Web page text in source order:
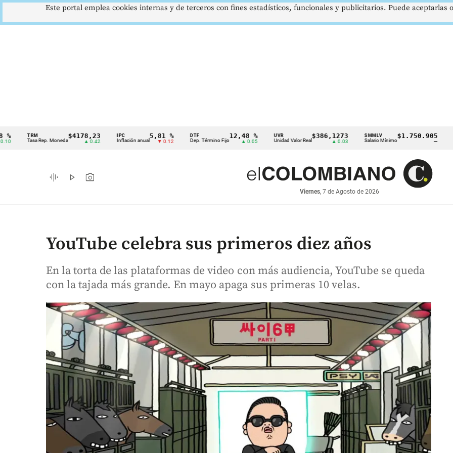
Cintillo
indicadores
económicos
TRM
Tasa Rep. Moneda
$4178,23
▲ 0.42
IPC
Inflación anual
5,81 %
▼ 0.12
DTF
Dep. Término Fijo
12,48 %
▲ 0.05
UVR
Unidad Valor Real
$386,1273
▲ 0.03
SMMLV
Salario Mínimo
$1.750.905 BRENT
Petróleo
graphic_eq play_arrow photo_camera
Viernes, 7 de Agosto de 2026
YouTube celebra sus primeros diez años
En la torta de las plataformas de video con más audiencia, YouTube se queda
con la tajada más grande. En mayo apaga sus primeras 10 velas.
Este portal emplea cookies internas y de terceros con fines estadísticos, funcionales y publicitarios. Puede aceptarlas